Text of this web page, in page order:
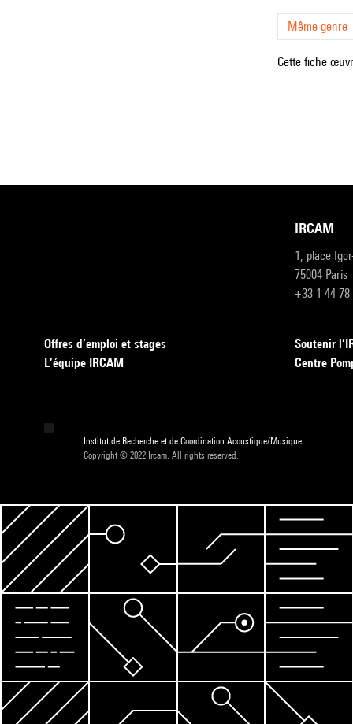
Même genre
Cette fiche
IRCAM
1, place
75004 Paris
+33 1 44 78
Offres d’emploi et stages
L’équipe IRCAM
Soutenir
Centre
Institut de Recherche et de Coordination Acoustique/Musique
Copyright © 2022 Ircam. All rights reserved.